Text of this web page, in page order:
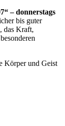
– donnerstags
bis guter
das Kraft,
Körper und Geist